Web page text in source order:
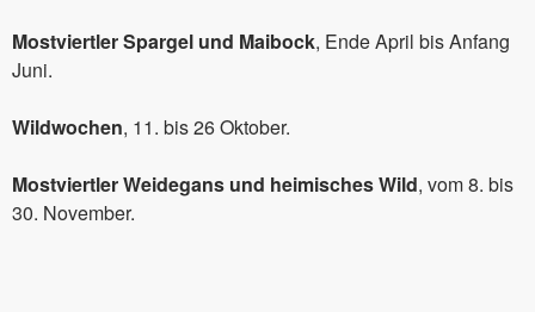
Mostviertler Spargel und Maibock, Ende April bis Anfang
Juni.
Wildwochen, 11. bis 26 Oktober.
Mostviertler Weidegans und heimisches Wild, vom 8. bis
30. November.